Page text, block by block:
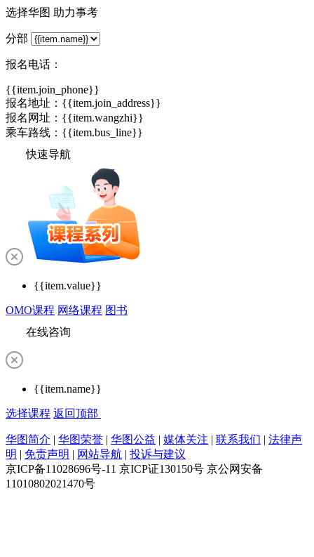
选择华图 助力事考
分部
报名电话：
{{item.join_phone}}
报名地址：{{item.join_address}}
报名网址： {{item.wangzhi}}
乘车路线：{{item.bus_line}}
快速导航
{{item.value}}
OMO课程 网络课程 图书
在线咨询
{{item.name}}
选择课程 返回顶部
华图简介 | 华图荣誉 | 华图公益 | 媒体关注 | 联系我们 | 法律声
明 | 免责声明 | 网站导航 | 投诉与建议
京ICP备11028696号-11 京ICP证130150号 京公网安备
11010802021470号